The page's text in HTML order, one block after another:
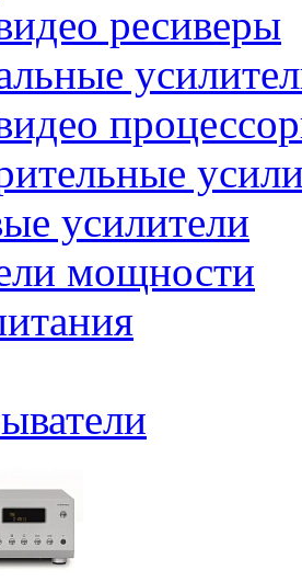
ресиверы
усилители
мощности